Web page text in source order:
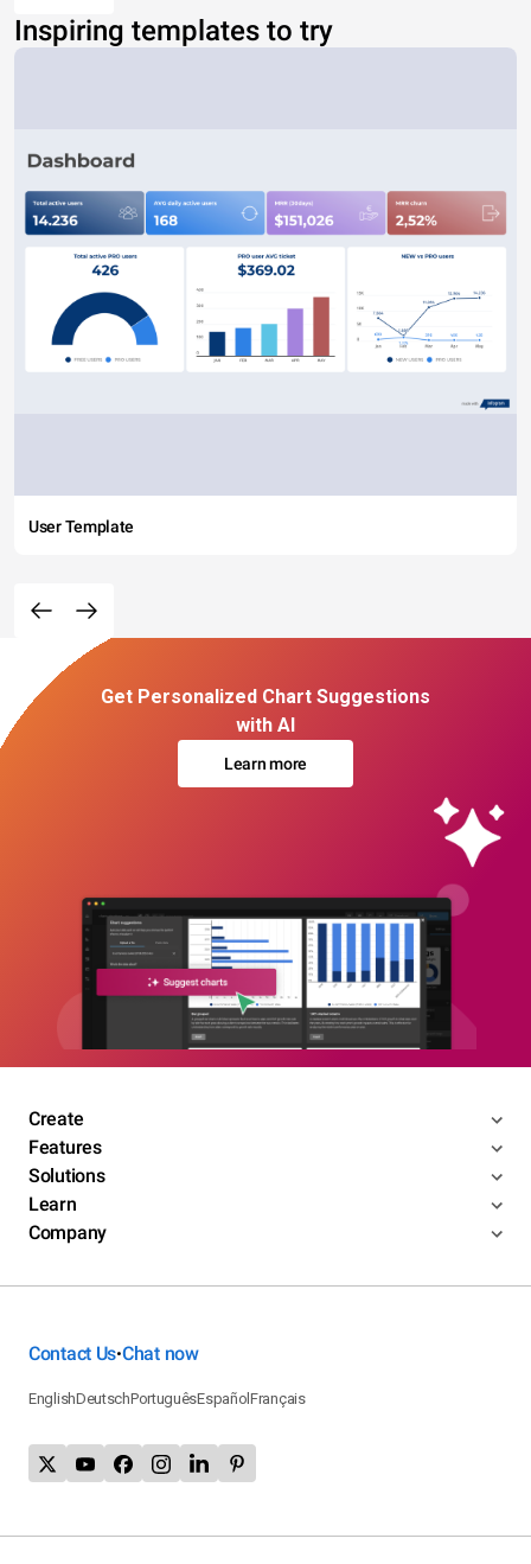
Inspiring templates to try
User Template
Get Personalized Chart Suggestions
with AI
Learn more
Create
Features
Solutions
Learn
Company
Contact Us•Chat now
EnglishDeutschPortuguêsEspañolFrançais